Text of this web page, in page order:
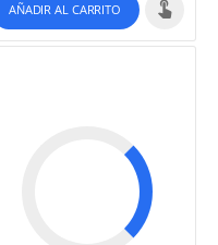
AÑADIR AL CARRITO